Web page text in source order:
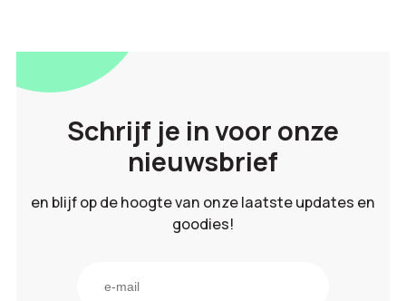
Schrijf je in voor onze
nieuwsbrief
en blijf op de hoogte van onze laatste updates en
goodies!